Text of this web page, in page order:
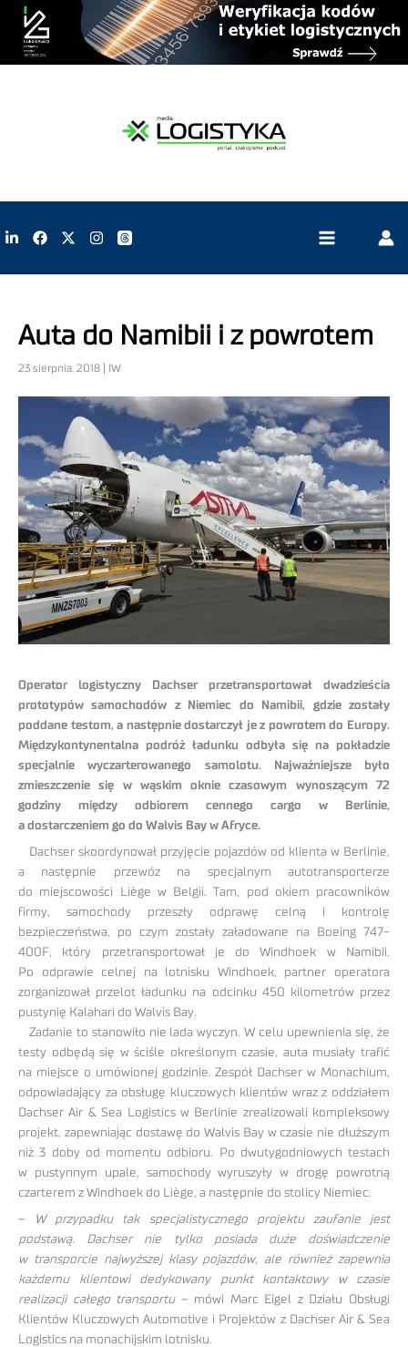
Auta do Namibii i z powrotem
23 sierpnia, 2018 | IW
Operator logistyczny Dachser przetransportował dwadzieścia
prototypów samochodów z Niemiec do Namibii, gdzie zostały
poddane testom, a następnie dostarczył je z powrotem do Europy.
Międzykontynentalna podróż ładunku odbyła się na pokładzie
specjalnie wyczarterowanego samolotu. Najważniejsze było
zmieszczenie się w wąskim oknie czasowym wynoszącym 72
godziny między odbiorem cennego cargo w Berlinie,
a dostarczeniem go do Walvis Bay w Afryce.
Dachser skoordynował przyjęcie pojazdów od klienta w Berlinie,
a następnie przewóz na specjalnym autotransporterze
do miejscowości Liège w Belgii. Tam, pod okiem pracowników
firmy, samochody przeszły odprawę celną i kontrolę
bezpieczeństwa, po czym zostały załadowane na Boeing 747-
400F, który przetransportował je do Windhoek w Namibii.
Po odprawie celnej na lotnisku Windhoek, partner operatora
zorganizował przelot ładunku na odcinku 450 kilometrów przez
pustynię Kalahari do Walvis Bay.
Zadanie to stanowiło nie lada wyczyn. W celu upewnienia się, że
testy odbędą się w ściśle określonym czasie, auta musiały trafić
na miejsce o umówionej godzinie. Zespół Dachser w Monachium,
odpowiadający za obsługę kluczowych klientów wraz z oddziałem
Dachser Air & Sea Logistics w Berlinie zrealizowali kompleksowy
projekt, zapewniając dostawę do Walvis Bay w czasie nie dłuższym
niż 3 doby od momentu odbioru. Po dwutygodniowych testach
w pustynnym upale, samochody wyruszyły w drogę powrotną
czarterem z Windhoek do Liège, a następnie do stolicy Niemiec.
–
W przypadku tak specjalistycznego projektu zaufanie jest
podstawą. Dachser nie tylko posiada duże doświadczenie
w transporcie najwyższej klasy pojazdów, ale również zapewnia
każdemu klientowi dedykowany punkt kontaktowy w czasie
realizacji całego transportu– mówi Marc Eigel z Działu Obsługi
Klientów Kluczowych Automotive i Projektów z Dachser Air & Sea
Logistics na monachijskim lotnisku.